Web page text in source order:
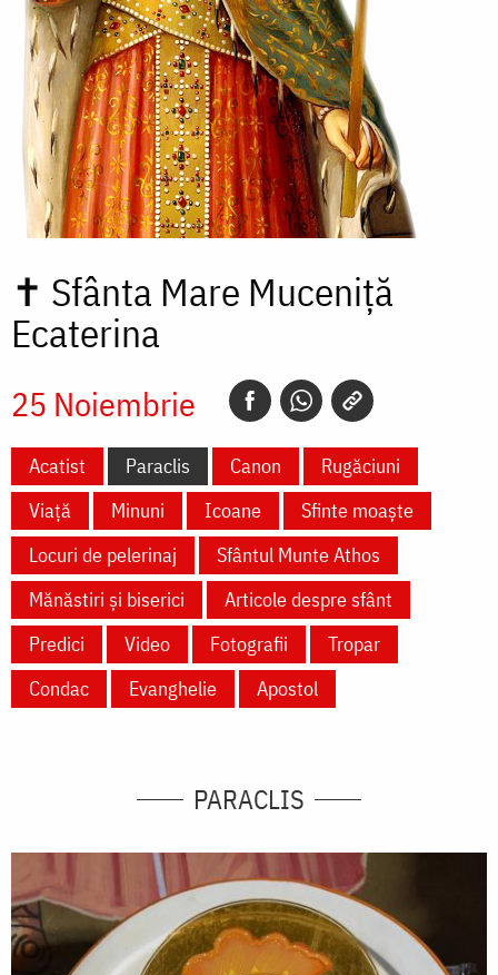
✝ Sfânta Mare Muceniță
Ecaterina
25 Noiembrie
Acatist Paraclis Canon
Rugăciuni
Viață
Minuni Icoane
Sfinte moaște
Locuri de pelerinaj
Sfântul Munte Athos
Mănăstiri și biserici
Articole despre sfânt
Predici
Video Fotografii
Tropar
Condac
Evanghelie Apostol
PARACLIS